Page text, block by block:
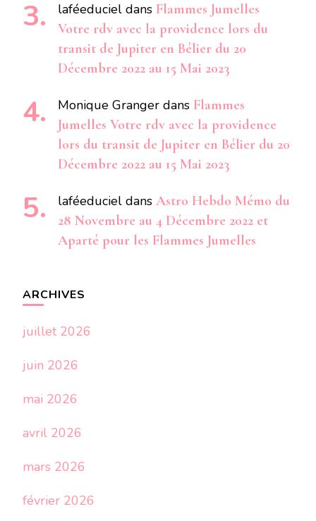
laféeduciel dans Flammes Jumelles
Votre rdv avec la providence lors du
transit de Jupiter en Bélier du 20
Décembre 2022 au 15 Mai 2023
Monique Granger dans Flammes
Jumelles Votre rdv avec la providence
lors du transit de Jupiter en Bélier du 20
Décembre 2022 au 15 Mai 2023
laféeduciel dans Astro Hebdo Mémo du
28 Novembre au 4 Décembre 2022 et
Aparté pour les Flammes Jumelles
ARCHIVES
juillet 2026
juin 2026
mai 2026
avril 2026
mars 2026
février 2026